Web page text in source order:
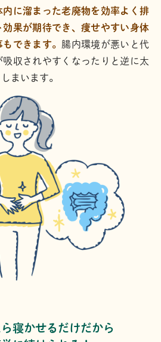
内に溜まった老廃物を効率よく排
果が期待でき、痩せやすい身体
できます。 腸内環境が悪いと代
収されやすくなったりと逆に太
まいます。
寝かせるだけだから